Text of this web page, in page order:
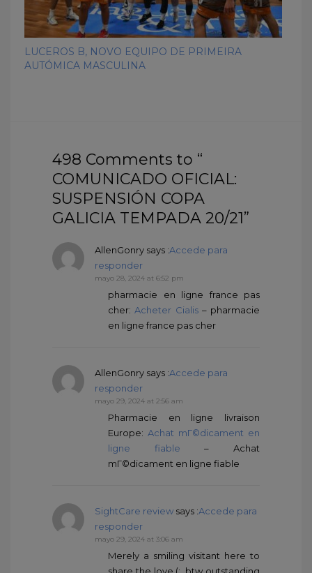
LUCEROS B, NOVO EQUIPO DE PRIMEIRA
AUTÓMICA MASCULINA
498 Comments to “
COMUNICADO OFICIAL:
SUSPENSIÓN COPA
GALICIA TEMPADA 20/21”
AllenGonry says :Accede para
responder
mayo 28, 2024 at 6:52 pm
pharmacie en ligne france pas
cher: Acheter Cialis– pharmacie
en ligne france pas cher
AllenGonry says :Accede para
responder
mayo 29, 2024 at 2:56 am
Pharmacie en ligne livraison
Europe: Achat mГ©dicament en
ligne fiable – Achat
mГ©dicament en ligne fiable
SightCare review says :Accede para
responder
mayo 29, 2024 at 3:06 am
Merely a smiling visitant here to